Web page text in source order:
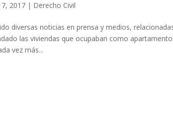
2017 | Derecho Civil
diversas noticias en prensa y medios,
las viviendas que ocupaban como
vez más...